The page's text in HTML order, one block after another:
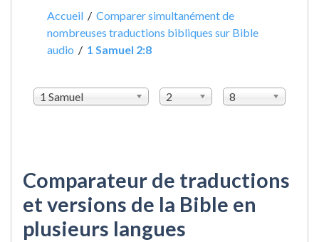
Accueil /Comparer simultanément de
nombreuses traductions bibliques sur Bible
audio / 1 Samuel 2:8
1 Samuel 2 8
Comparateur de traductions
et versions de la Bible en
plusieurs langues